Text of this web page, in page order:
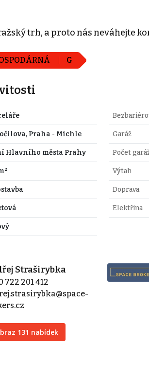
trh, a proto nás neváhejte
G
Praha - Michle
Hlavního města Prahy
Garáž
Počet
Výtah
Doprava
Elektřina
Straširybka
722 201 412
131 nabídek